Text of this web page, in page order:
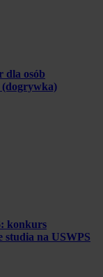
dla osób
(dogrywka)
konkurs
studia na USWPS